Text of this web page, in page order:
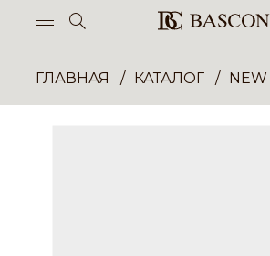
ГЛАВНАЯ КАТАЛОГ